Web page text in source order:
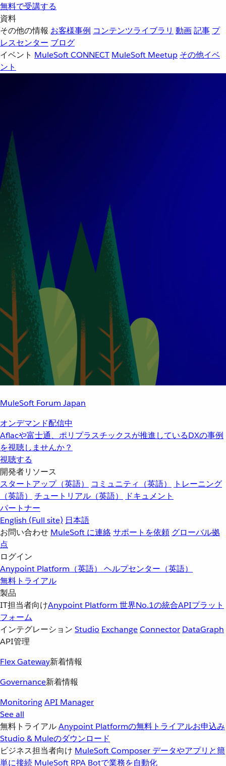
無料で受講する
資料
その他の情報 お客様事例 コンテンツライブラリ 動画記事 プ
レスセンター ブログ
イベント MuleSoft CONNECT MuleSoft Meetup その他イベ
ント
MuleSoft Forum Japan
オンデマンド配信中
Aflacや富士通、ポリプラスチックスが推進しているDXの事例
を視聴しませんか？
視聴する
開発者リソース
スタートアップ（英語）
コミュニティ（英語）
トレーニング
（英語）
チュートリアル（英語）
ドキュメント
パートナー
English (Full site) 日本語
お問い合わせ MuleSoft に連絡サポートを依頼 グローバル拠
点
ログイン
Anypoint Platform（英語） ヘルプセンター（英語）
無料トライアル
製品
IT担当者向けAnypoint Platform 世界No.1の統合APIプラット
フォーム
インテグレーション Studio ExchangeConnector DataGraph
API管理
Flex Gateway新着情報
Governance新着情報
MonitoringAPI Manager
See all
無料トライアルAnypoint Platformの無料トライアルお申込み
Studio & Muleのダウンロード
ビジネス担当者向け MuleSoft Composer データやアプリと簡
単に接続 MuleSoft RPA Botで業務を自動化